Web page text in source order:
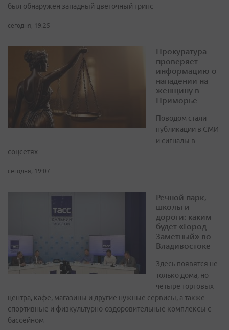
был обнаружен западный цветочный трипс
сегодня, 19:25
Прокуратура
проверяет
информацию о
нападении на
женщину в
Приморье
Поводом стали
публикации в СМИ
и сигналы в
соцсетях
сегодня, 19:07
Речной парк,
школы и
дороги: каким
будет «Город
Заметный» во
Владивостоке
Здесь появятся не
только дома, но
четыре торговых
центра, кафе, магазины и другие нужные сервисы, а также
спортивные и физкультурно-оздоровительные комплексы с
бассейном